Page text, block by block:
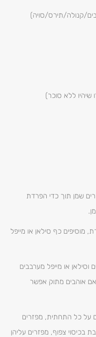
שמן תוך כדי הפרדת
מוסיפים כף סילאן או מייפל
וסילאן או מייפל מערבבים
אוהבים מתוק אפשר
על כל התחתית, מפזרים
צפוף, מפזרים עליהן